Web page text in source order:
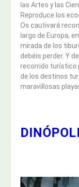
las Artes y las
Reproduce los
Os cautivará
largo de Europa,
mirada de los
debéis perder. Y
recorrido turístico
de los destinos
maravillosas